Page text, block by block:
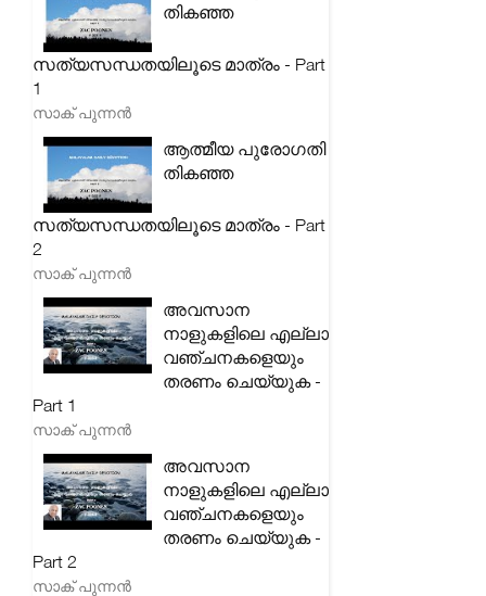
തികഞ്ഞ
സത്യസന്ധതയിലൂടെ മാത്രം - Part
1
സാക് പുന്നൻ
ആത്മീയ പുരോഗതി
തികഞ്ഞ
സത്യസന്ധതയിലൂടെ മാത്രം - Part
2
സാക് പുന്നൻ
അവസാന
നാളുകളിലെ എല്ലാ
വഞ്ചനകളെയും
തരണം ചെയ്യുക -
Part 1
സാക് പുന്നൻ
അവസാന
നാളുകളിലെ എല്ലാ
വഞ്ചനകളെയും
തരണം ചെയ്യുക -
Part 2
സാക് പുന്നൻ